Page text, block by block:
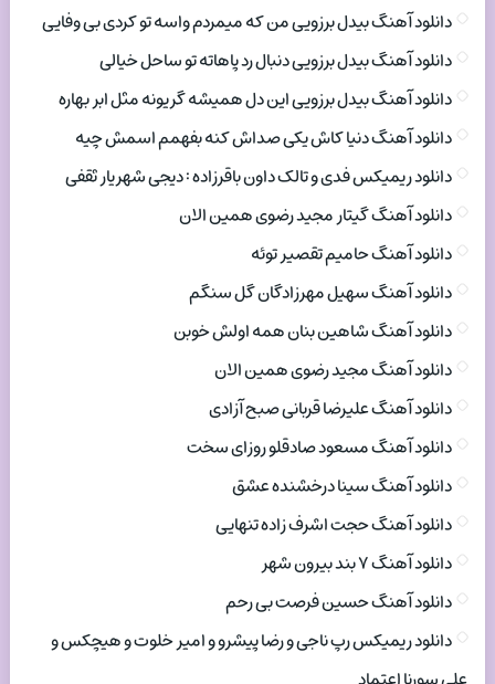
دانلود آهنگ بیدل برزویی من که میمردم واسه تو کردی بی وفایی
دانلود آهنگ بیدل برزویی دنبال رد پاهاته تو ساحل خیالی
دانلود آهنگ بیدل برزویی این دل همیشه گریونه مثل ابر بهاره
دانلود آهنگ دنیا کاش یکی صداش کنه بفهمم اسمش چیه
دانلود ریمیکس فدی و تالک داون باقرزاده : دیجی شهریار ثقفی
دانلود آهنگ گیتار مجید رضوی همین الان
دانلود آهنگ حامیم تقصیر توئه
دانلود آهنگ سهیل مهرزادگان گل سنگم
دانلود آهنگ شاهین بنان همه اولش خوبن
دانلود آهنگ مجید رضوی همین الان
دانلود آهنگ علیرضا قربانی صبح آزادی
دانلود آهنگ مسعود صادقلو روزای سخت
دانلود آهنگ سینا درخشنده عشق
دانلود آهنگ حجت اشرف زاده تنهایی
دانلود آهنگ ۷ بند بیرون شهر
دانلود آهنگ حسین فرصت بی رحم
دانلود ریمیکس رپ ناجی و رضا پیشرو و امیر خلوت و هیچکس و